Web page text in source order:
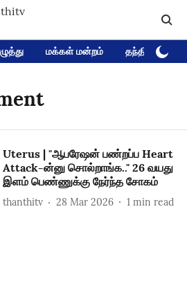
மக்கள் மன்றம் தந்தி டிவி
Uterus | "ஆபரேஷன் பண்றப்ப Heart
Attack-ன்னு சொல்றாங்க.." 26 வயது
இளம் பெண்ணுக்கு நேர்ந்த சோகம்
thanthitv 28 Mar 2026 1 min read